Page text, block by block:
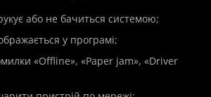
або не бачиться системою;
у програмі;
«Offline», «Paper jam», «Driver